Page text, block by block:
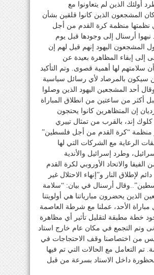
أولئك الذين لم يتعاونوا مع
المشجعون الذين كانوا قلقين بشأن
نظمتها منظمة كرة القدم من أجل
أرسنال إلى وجودها قبل يوم
المشجعون اليهود إنهم قيل لهم إن
إلى إبقاء المظاهرة بعيدة عن
سلامتهم لها أهمية قصوى. وتم التأكيد
سيكون بالمرصاد لأي رسائل سياسية
أحد المشجعين اليهود الذين وصلوا
أكثر من ساعتين من انطلاق المباراة
إن المتظاهرين كانوا يحتجون
إند، بالقرب من تمثال تييري
منظمة “كرة القدم من أجل فلسطين”
الرعاية مع الشركات التي لها
وطرد إسرائيل والأندية
الفيفا والاتحاد الأوروبي لكرة القدم
لإطلاق النار و”إنهاء الاحتلال غير
أرسنال في بيان: “سلامة
الذين يحضرون مبارياتنا هي أولويتنا
مباراة الأحد، عملنا مع شرطة العاصمة
خطة مطبقة لتقليل تأثير أي مظاهرة
وتم التجمع في مكان عام خارج استاد
من اختصاصنا وقف الاحتجاجات في
تم التعامل مع الحالات التي تم فيها
داخل الاستاد بسرعة من قبل